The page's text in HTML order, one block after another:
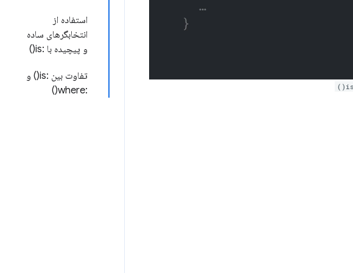
استفاده از
انتخابگرهای ساده
و پیچیده با :is()
تفاوت بین :is() و
:where()